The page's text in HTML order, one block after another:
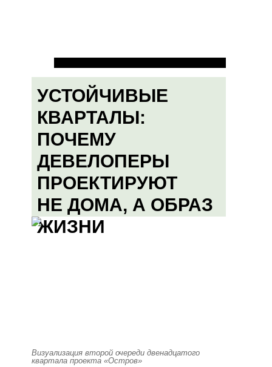
УСТОЙЧИВЫЕ
КВАРТАЛЫ:
ПОЧЕМУ
ДЕВЕЛОПЕРЫ
ПРОЕКТИРУЮТ
НЕ ДОМА, А ОБРАЗ
ЖИЗНИ
Визуализация второй очереди двенадцатого
квартала проекта «Остров»